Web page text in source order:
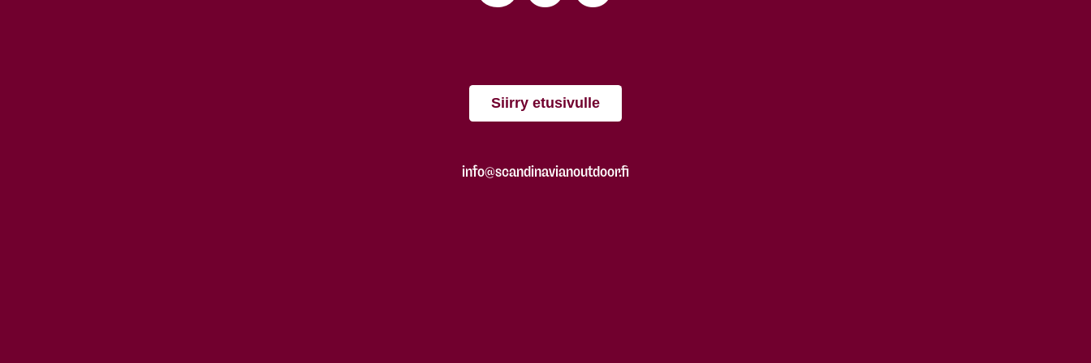
Siirry etusivulle
info@scandinavianoutdoor.fi